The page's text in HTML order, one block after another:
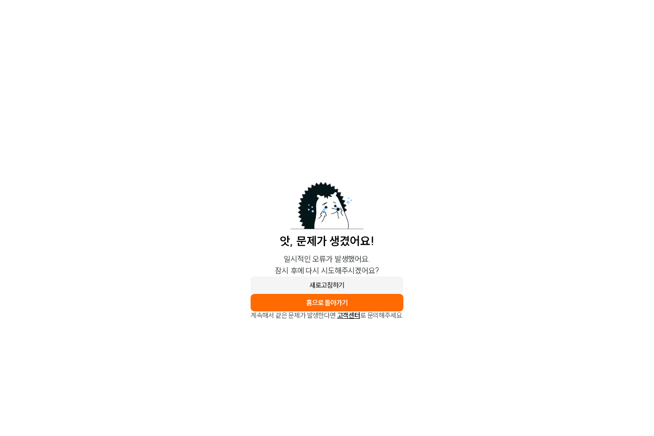
앗, 문제가 생겼어요!
일시적인 오류가 발생했어요.
잠시 후에 다시 시도해주시겠어요?
새로고침하기
홈으로 돌아가기
계속해서 같은 문제가 발생한다면 고객센터로 문의해주세요.